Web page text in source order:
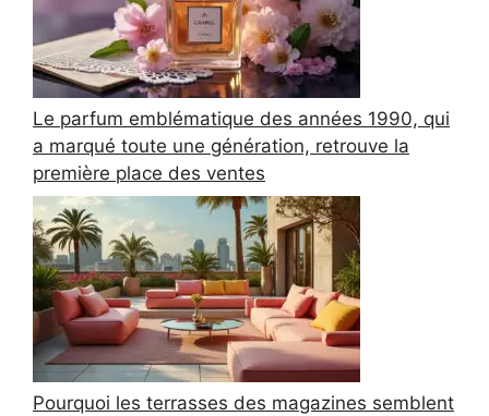
Le parfum emblématique des années 1990, qui
a marqué toute une génération, retrouve la
première place des ventes
Pourquoi les terrasses des magazines semblent